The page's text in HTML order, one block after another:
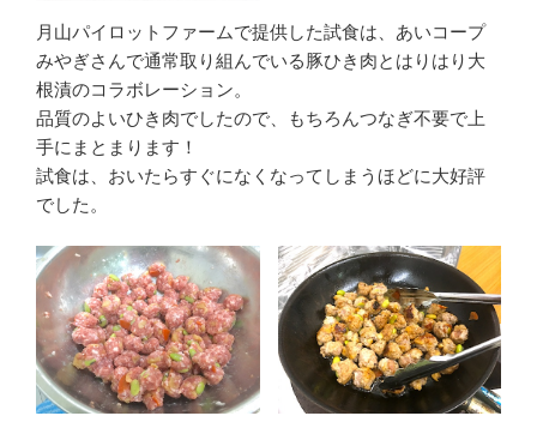
月山パイロットファームで提供した試食は、あいコープ
みやぎさんで通常取り組んでいる豚ひき肉とはりはり大
根漬のコラボレーション。
品質のよいひき肉でしたので、もちろんつなぎ不要で上
手にまとまります！
試食は、おいたらすぐになくなってしまうほどに大好評
でした。